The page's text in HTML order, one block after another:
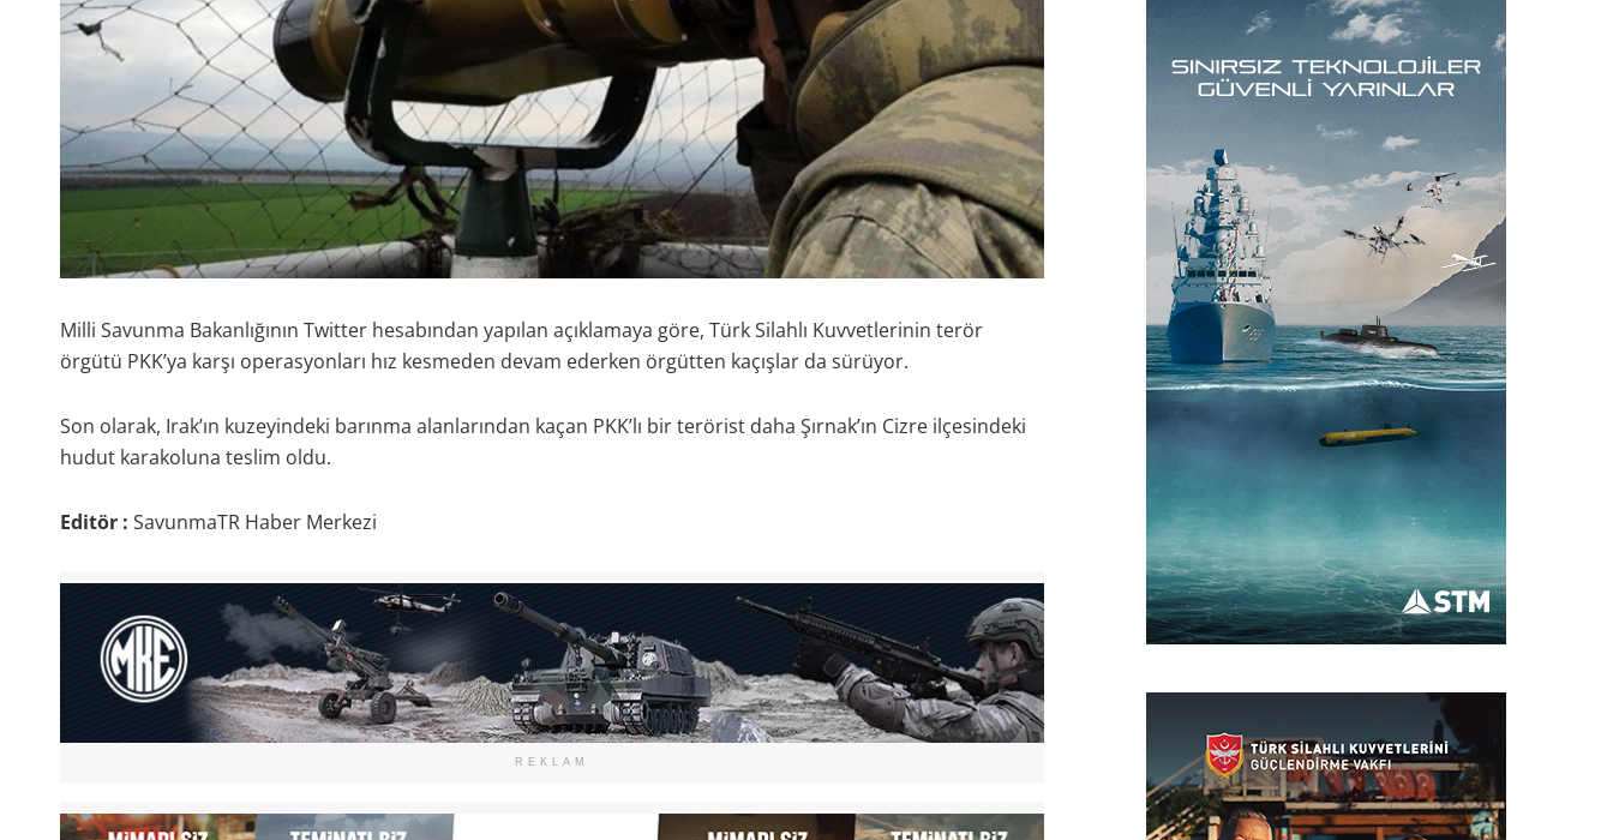
Milli Savunma Bakanlığının Twitter hesabından yapılan açıklamaya göre, Türk Silahlı Kuvvetlerinin terör
örgütü PKK’ya karşı operasyonları hız kesmeden devam ederken örgütten kaçışlar da sürüyor.
Son olarak, Irak’ın kuzeyindeki barınma alanlarından kaçan PKK’lı bir terörist daha Şırnak’ın Cizre ilçesindeki
hudut karakoluna teslim oldu.
Editör : SavunmaTR Haber Merkezi
REKLAM